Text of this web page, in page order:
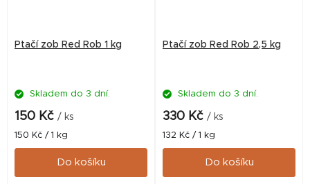
Ptačí zob Red Rob 1 kg
Skladem do 3 dní.
150 Kč / ks
Měrná
cena:
150 Kč / 1 kg
Do košíku
Ptačí zob Red Rob 2,5 kg
Skladem do 3 dní.
330 Kč / ks
Měrná
cena:
132 Kč / 1 kg
Do košíku